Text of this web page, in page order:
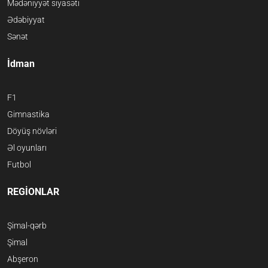
Mədəniyyət siyasəti
Ədəbiyyat
Sənət
İdman
F1
Gimnastika
Döyüş növləri
Əl oyunları
Futbol
REGİONLAR
Şimal-qərb
Şimal
Abşeron